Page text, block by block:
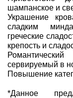
шампанское и
Украшение
сладким
греческие
крепость и
сервируемый в
Повышение
*Данное